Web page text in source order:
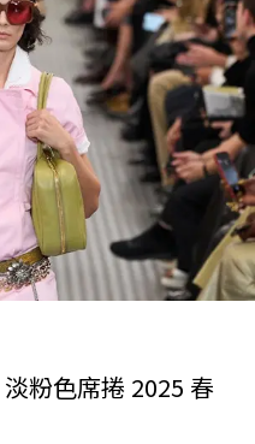
粉色席捲 2025 春